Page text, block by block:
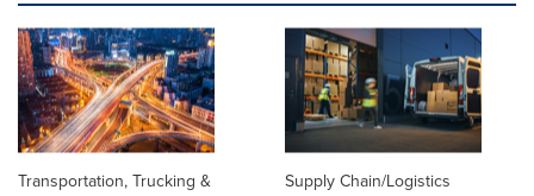
Transportation, Trucking &
Supply Chain/Logistics